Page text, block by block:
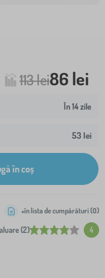
113 lei86 lei
În 14 zile
53 lei
în coș
(2) 4
+în lista de cumpărături (0)